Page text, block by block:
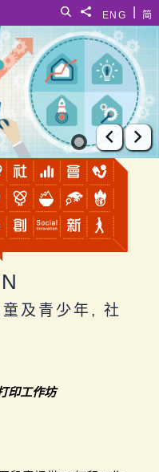
简
ENG
分享給
搜尋
上一張
下
及青少年, 社
印工作坊